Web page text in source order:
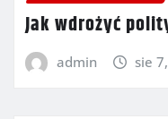
Jak wdrożyć
admin sie